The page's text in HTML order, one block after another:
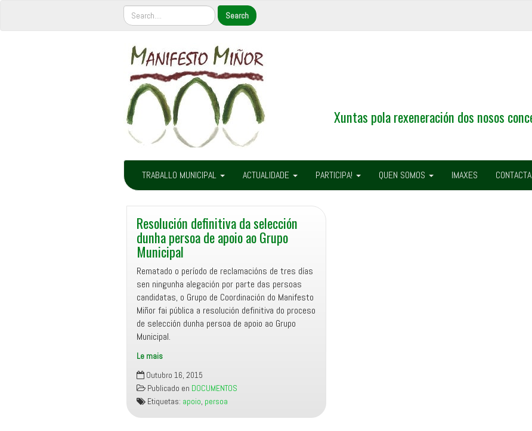
Xuntas pola rexeneración dos nosos
TRABALLO MUNICIPAL ACTUALIDADE PARTICIPA! QUEN SOMOS IMAXES CONTACTA
Resolución definitiva da selección
dunha persoa de apoio ao Grupo
Municipal
Rematado o período de reclamacións de tres días
sen ningunha alegación por parte das persoas
candidatas, o Grupo de Coordinación do Manifesto
Miñor fai pública a resolución definitiva do proceso
de selección dunha persoa de apoio ao Grupo
Municipal.
Le mais
Resolución
definitiva
da
selección
dunha
Outubro 16, 2015
Publicado en DOCUMENTOS
Etiquetas: apoio, persoa